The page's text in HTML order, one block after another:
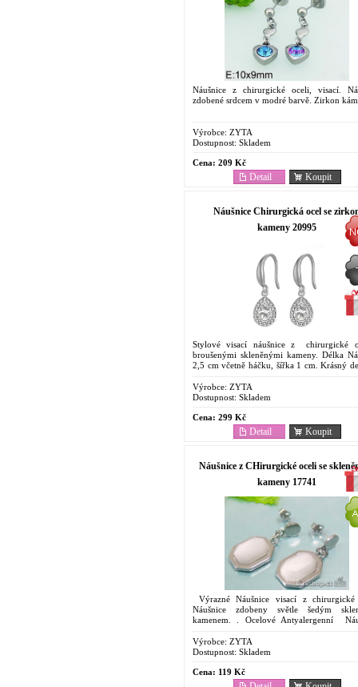
Náušnice z chirurgické oceli, visací.
zdobené srdcem v modré barvě. Zirkon
Výrobce: ZYTA
Dostupnost: Skladem
Cena: 209 Kč
Koupit
Detail
Náušnice Chirurgická ocel se
kameny 20995
Stylové visací náušnice z chirurgické
broušenými skleněnými kameny. Délka
2,5 cm včetně háčku, šířka 1 cm. Krásný
Výrobce: ZYTA
Dostupnost: Skladem
Cena: 299 Kč
Koupit
Detail
Náušnice z CHirurgické oceli se
kameny 17741
Výrazné Náušnice visací z
Náušnice zdobeny světle šedým
kamenem. . Ocelové Antyalergenní
vlastnosti....
Výrobce: ZYTA
Dostupnost: Skladem
Cena: 119 Kč